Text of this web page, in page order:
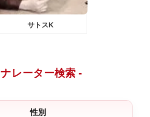
サトスK
レーター検索 -
性別